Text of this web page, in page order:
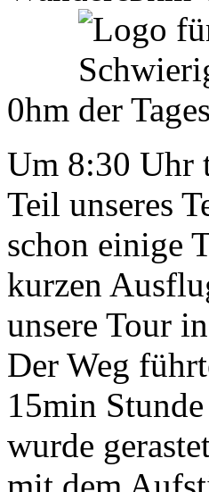
0hm
Um 8:30 Uhr
Teil unseres
schon einige
kurzen
unsere Tour
Der Weg
15min
wurde